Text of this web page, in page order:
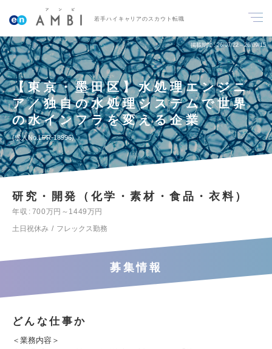
若手ハイキャリアのスカウト転職
掲載期間 26/07/22～26/09/15
【東京・墨田区】水処理エンジニ
ア／独自の水処理システムで世界
の水インフラを変える企業
求人No.LFR-18996
研究・開発（化学・素材・食品・衣料）
年収
700万円～1449万円
土日祝休み
フレックス勤務
募集情報
どんな仕事か
＜業務内容＞